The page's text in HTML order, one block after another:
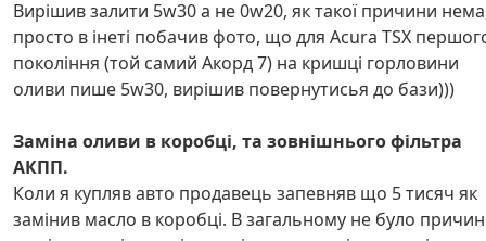
Вирішив залити 5w30 а не 0w20, як такої причини
просто в інеті побачив фото, що для Acura TSX
покоління (той самий Акорд 7) на кришці горловини
оливи пише 5w30, вирішив повернутисья до бази)))
Заміна оливи в коробці, та зовнішнього фільтра
АКПП.
Коли я купляв авто продавець запевняв що 5 тисяч як
замінив масло в коробці. В загальному не було причин